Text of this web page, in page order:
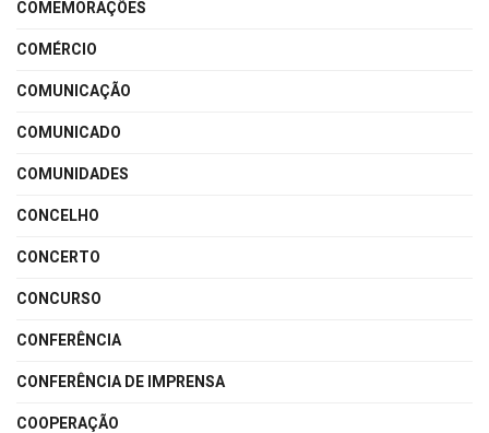
COMEMORAÇÕES
COMÉRCIO
COMUNICAÇÃO
COMUNICADO
COMUNIDADES
CONCELHO
CONCERTO
CONCURSO
CONFERÊNCIA
CONFERÊNCIA DE IMPRENSA
COOPERAÇÃO